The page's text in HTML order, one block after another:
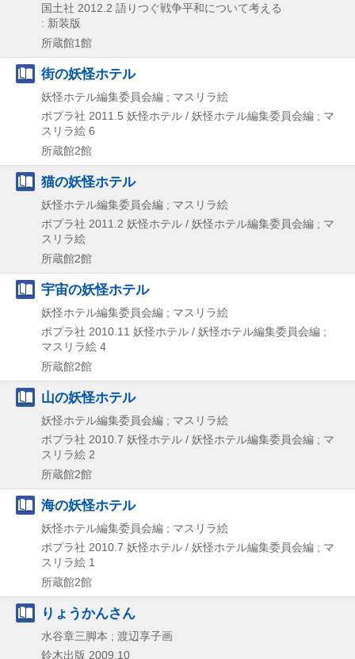
国土社 2012.2 語りつぐ戦争平和について考える
: 新装版
所蔵館1館
街の妖怪ホテル
妖怪ホテル編集委員会編 ; マスリラ絵
ポプラ社 2011.5 妖怪ホテル / 妖怪ホテル編集委員会編 ; マ
スリラ絵 6
所蔵館2館
猫の妖怪ホテル
妖怪ホテル編集委員会編 ; マスリラ絵
ポプラ社 2011.2 妖怪ホテル / 妖怪ホテル編集委員会編 ; マ
スリラ絵
所蔵館2館
宇宙の妖怪ホテル
妖怪ホテル編集委員会編 ; マスリラ絵
ポプラ社 2010.11 妖怪ホテル / 妖怪ホテル編集委員会編 ;
マスリラ絵 4
所蔵館2館
山の妖怪ホテル
妖怪ホテル編集委員会編 ; マスリラ絵
ポプラ社 2010.7 妖怪ホテル / 妖怪ホテル編集委員会編 ; マ
スリラ絵 2
所蔵館2館
海の妖怪ホテル
妖怪ホテル編集委員会編 ; マスリラ絵
ポプラ社 2010.7 妖怪ホテル / 妖怪ホテル編集委員会編 ; マ
スリラ絵 1
所蔵館2館
りょうかんさん
水谷章三脚本 ; 渡辺享子画
鈴木出版 2009.10